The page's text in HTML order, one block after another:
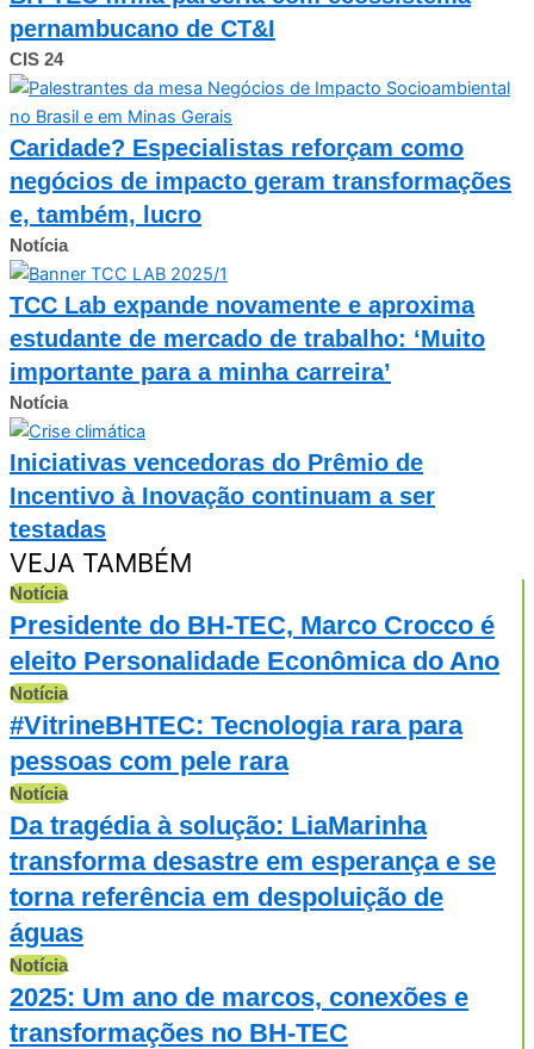
pernambucano de CT&I
CIS 24
Caridade? Especialistas reforçam como
negócios de impacto geram transformações
e, também, lucro
Notícia
TCC Lab expande novamente e aproxima
estudante de mercado de trabalho: ‘Muito
importante para a minha carreira’
Notícia
Iniciativas vencedoras do Prêmio de
Incentivo à Inovação continuam a ser
testadas
VEJA TAMBÉM
Notícia
Presidente do BH-TEC, Marco Crocco é
eleito Personalidade Econômica do Ano
Notícia
#VitrineBHTEC: Tecnologia rara para
pessoas com pele rara
Notícia
Da tragédia à solução: LiaMarinha
transforma desastre em esperança e se
torna referência em despoluição de
águas
Notícia
2025: Um ano de marcos, conexões e
transformações no BH-TEC